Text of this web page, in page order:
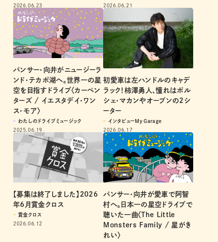
2026.06.23
2026.06.21
パンサー・向井がニュージーラ
ンド・テカポ湖へ。世界一の星
空を目指すドライブ〈カーペン
ターズ / イエスタデイ・ワン
ス・モア〉
わたしのドライブミュージック
2025.06.19
初愛車は左ハンドルのキャデ
ラック！柿澤勇人、憧れはポル
シェ・マカンやオープンの2シ
ーター
インタビューMy Garage
2026.06.17
【募集は終了しました】2026
年6月賞金クロス
賞金クロス
2026.06.12
パンサー・向井が愛車で阿智
村へ。日本一の星空ドライブで
聴いた一曲〈The Little
Monsters Family / 星がき
れい〉